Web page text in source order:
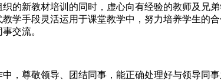
的新教材培训的同时，虚心向有经验的教师及兄
学手段灵活运用于课堂教学中，努力培养学生的
交流。
，尊敬领导、团结同事，能正确处理好与领导同